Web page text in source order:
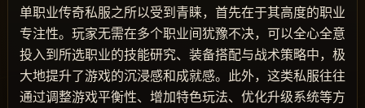
单职业传奇私服之所以受到青睐，首先在于其高度的职业
专注性。玩家无需在多个职业间犹豫不决，可以全心全意
投入到所选职业的技能研究、装备搭配与战术策略中，极
大地提升了游戏的沉浸感和成就感。此外，这类私服往往
通过调整游戏平衡性、增加特色玩法、优化升级系统等方